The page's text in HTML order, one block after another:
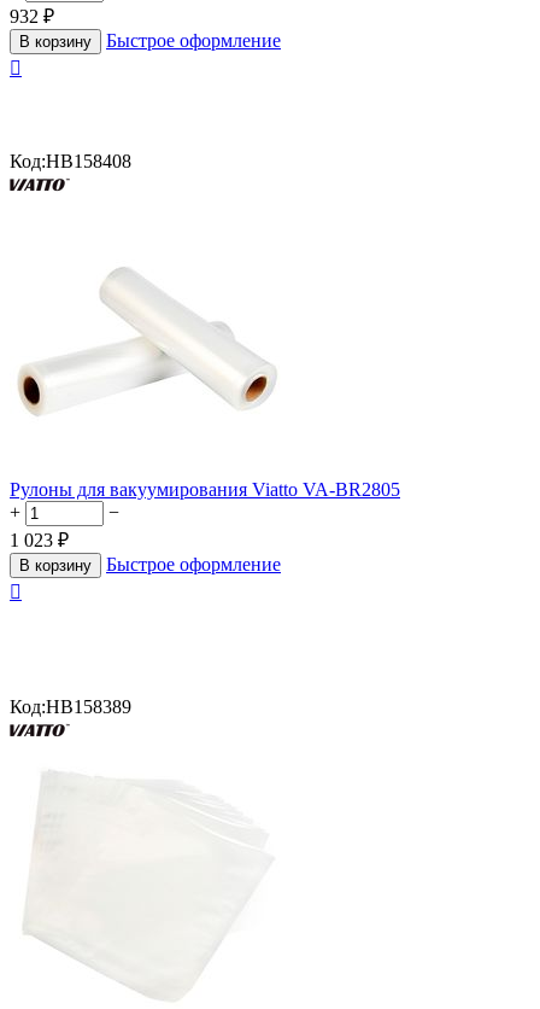
932 ₽
В корзину
Быстрое оформление

Код:HB158408
Рулоны для вакуумирования Viatto VA-BR2805
+
−
1 023 ₽
В корзину
Быстрое оформление

Код:HB158389